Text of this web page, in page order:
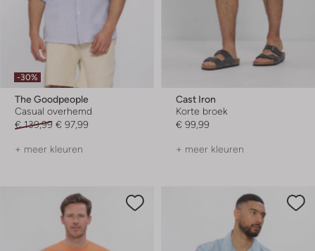
-30%
The Goodpeople
Casual overhemd
€ 139,99 € 97,99
+ meer kleuren
Cast Iron
Korte broek
€ 99,99
+ meer kleuren